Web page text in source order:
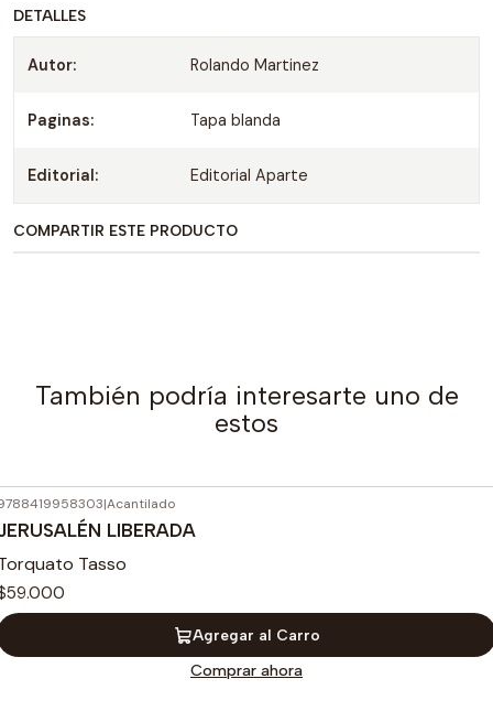
DETALLES
Autor: Rolando Martinez
Paginas: Tapa blanda
Editorial: Editorial Aparte
COMPARTIR ESTE PRODUCTO
También podría interesarte uno de
estos
|Acantilado
LIBERADA
Tasso
Agregar al Carro
Comprar ahora